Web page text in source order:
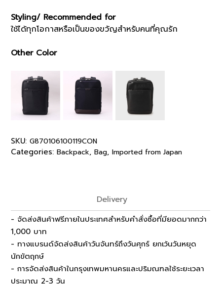
Styling/ Recommended for
ใช้ได้ทุกโอกาสหรือเป็นของขวัญสำหรับคนที่คุณรัก
Other Color
SKU: G870106100119CON
Categories: Backpack, Bag, Imported from Japan
Delivery
- จัดส่งสินค้าฟรีภายในประเทศสำหรับคำสั่งซื้อที่มียอดมากกว่า
1,000 บาท
- ทางแบรนด์จัดส่งสินค้าวันจันทร์ถึงวันศุกร์ ยกเว้นวันหยุด
นักขัตฤกษ์
- การจัดส่งสินค้าในกรุงเทพมหานครและปริมณฑลใช้ระยะเวลา
ประมาณ 2-3 วัน